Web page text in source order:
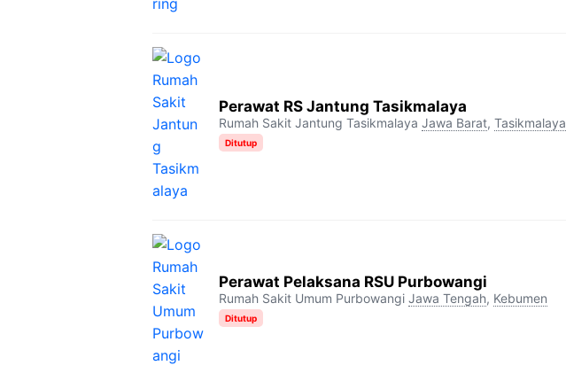
Perawat RS Jantung Tasikmalaya
Rumah Sakit Jantung Tasikmalaya Jawa Barat, Tasikmalaya
Ditutup
Perawat Pelaksana RSU Purbowangi
Rumah Sakit Umum Purbowangi Jawa Tengah, Kebumen
Ditutup